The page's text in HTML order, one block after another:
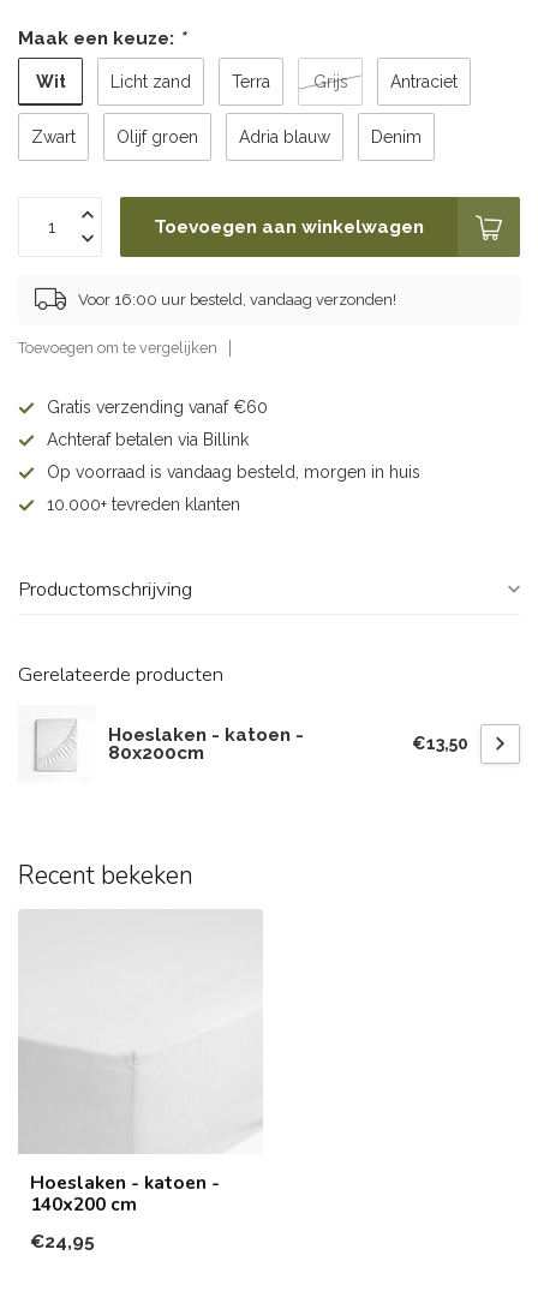
Maak een keuze: *
Wit Licht zand Terra Grijs Antraciet
Zwart Olijf groen Adria blauw Denim
Toevoegen aan winkelwagen
Voor 16:00 uur besteld, vandaag verzonden!
Toevoegen om te vergelijken
Gratis verzending vanaf €60
Achteraf betalen via Billink
Op voorraad is vandaag besteld, morgen in huis
10.000+ tevreden klanten
Productomschrijving
Gerelateerde producten
Hoeslaken - katoen -
80x200cm
€13,50
Recent bekeken
Hoeslaken - katoen -
140x200 cm
€24,95